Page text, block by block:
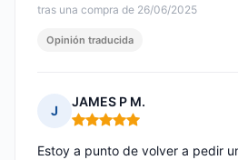
tras una compra de 26/06/2025
Opinión traducida
J
JAMES P M.
Nota: 5 de 5
Estoy a punto de volver a pedir